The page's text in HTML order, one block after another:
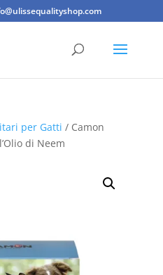
per Gatti / Camon
di Neem